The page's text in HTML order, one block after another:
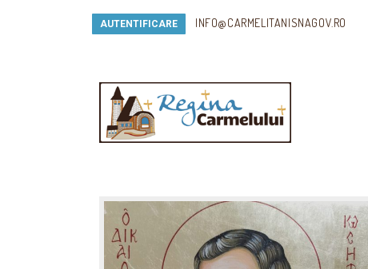
AUTENTIFICARE INFO@CARMELITANISNAGOV.RO